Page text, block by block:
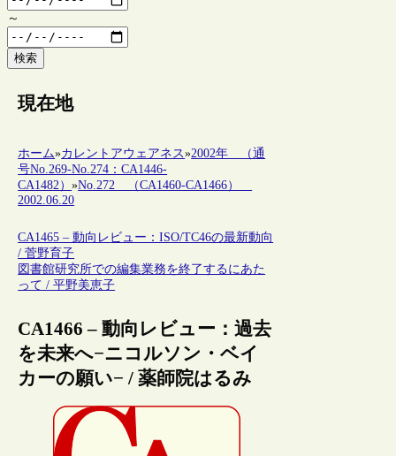
～
検索
現在地
ホーム»カレントアウェアネス»2002年 （通
号No.269-No.274：CA1446-
CA1482）»No.272 （CA1460-CA1466）
2002.06.20
CA1465 – 動向レビュー：ISO/TC46の最新動向
/ 菅野育子
図書館研究所での編集業務を終了するにあた
って / 平野美恵子
CA1466 – 動向レビュー：過去
を未来へ−ニコルソン・ベイ
カーの願い− / 薬師院はるみ